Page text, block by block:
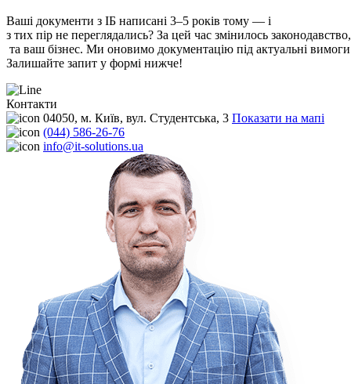
Ваші документи з ІБ написані 3–5 років тому — і
з тих пір не переглядались? За цей час змінилось законодавство
та ваш бізнес. Ми оновимо документацію під актуальні
Залишайте запит у формі нижче!
Контакти
04050, м. Київ, вул. Студентська, 3 Показати на мапі
(044) 586-26-76
info@it-solutions.ua